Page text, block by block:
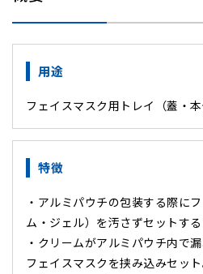
用途
フェイスマスク用トレイ（蓋・本
特徴
・アルミパウチの包装する際に
ム・ジェル）を汚さずセットす
・クリームがアルミパウチ内で
フェイスマスクを挟み込みセット